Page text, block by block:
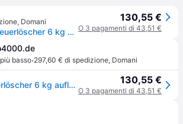
, Domani
Gloria Wasserfeuerlöscher 6 kg aufladb.Brandkl.34 A m.Wandh. 803801.0000
130,55 €
O 3 pagamenti di 43,51 €
basso·297,60 € di spedizione, Domani
Gloria Wasserfeuerlöscher 6 kg aufladb.Brandkl.34 A m.Wandh. 803801.0000 130,55 €
O 3 pagamenti di 43,51 €